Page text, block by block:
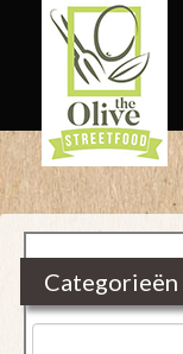
HOME
WEBSHOP
ABOUT US
Categorieën